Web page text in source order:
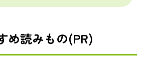
め読みもの(PR)